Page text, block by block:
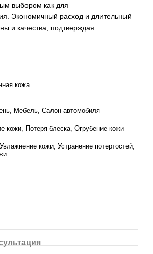
выбором как для
Экономичный расход и длительный
и качества, подтверждая
кожа
Мебель, Салон автомобиля
кожи, Потеря блеска, Огрубение кожи
кожи, Устранение потертостей,